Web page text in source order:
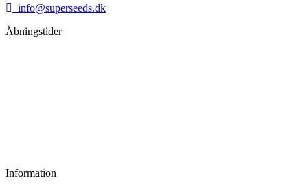
info@superseeds.dk
Åbningstider
Information